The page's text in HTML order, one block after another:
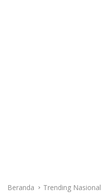
Beranda Trending Nasional